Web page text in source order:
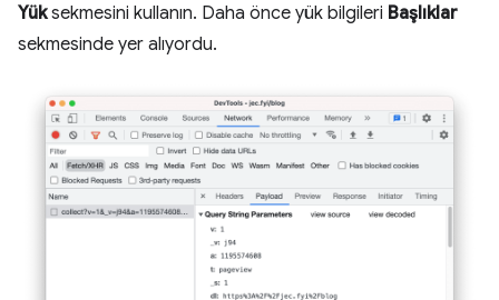
Yüksekmesini kullanın. Daha önce yük bilgileri Başlıklar
sekmesinde yer alıyordu.